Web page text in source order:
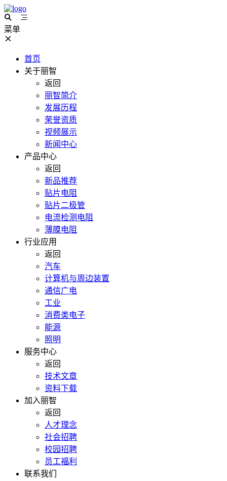
菜单
首页
关于丽智
返回
丽智简介
发展历程
荣誉资质
视频展示
新闻中心
产品中心
返回
新品推荐
贴片电阻
贴片二极管
电流检测电阻
薄膜电阻
行业应用
返回
汽车
计算机与周边装置
通信广电
工业
消费类电子
能源
照明
服务中心
返回
技术文章
资料下载
加入丽智
返回
人才理念
社会招聘
校园招聘
员工福利
联系我们